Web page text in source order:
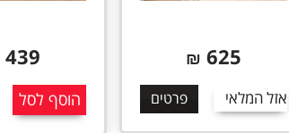
625
₪
אזל המלאי פרטים
439
הוסף לסל